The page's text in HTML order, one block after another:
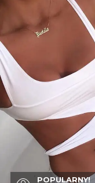
JEANSY
SZORTY
MODA PLAŻOWA
POPULARNY!